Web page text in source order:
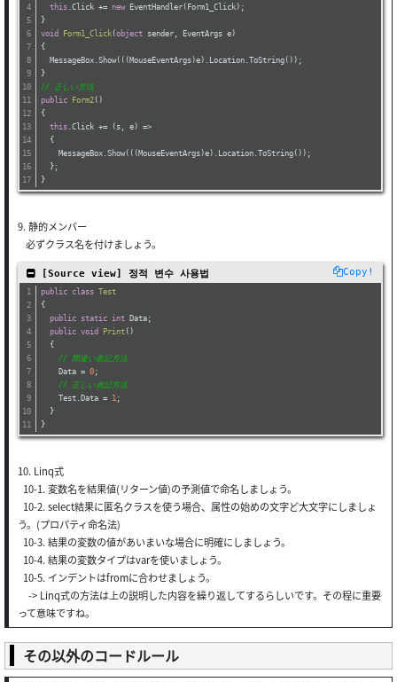
this .Click += new EventHandler(Form1_Click);
}
void
Form1_Click (object sender, EventArgs e)
{
  MessageBox.Show(((MouseEventArgs)e).Location.ToString());
}
// 正しい方法
public
Form2 ( )
{
this .Click += (s, e) =>
  {
    MessageBox.Show(((MouseEventArgs)e).Location.ToString());
  };
}
9. 静的メンバー
必ずクラス名を付けましょう。
Copy!
[Source view] 정적 변수 사용법
public class Test
{
public static int Data;
public void Print ( )
  {
// 間違い表記方法
    Data =
0 ;
// 正しい表記方法
    Test.Data =
1 ;
  }
}
10. Linq式
10-1. 変数名を結果値(リターン値)の予測値で命名しましょう。
10-2. select結果に匿名クラスを使う場合、属性の始めの文字ど大文字にしましょ
う。(プロパティ命名法)
10-3. 結果の変数の値があいまいな場合に明確にしましょう。
10-4. 結果の変数タイプはvarを使いましょう。
10-5. インデントはfromに合わせましょう。
-> Linq式の方法は上の説明した内容を繰り返してするらしいです。その程に重要
って意味ですね。
その以外のコードルール